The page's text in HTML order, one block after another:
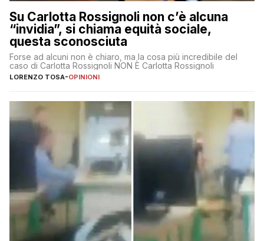
Su Carlotta Rossignoli non c’è alcuna
“invidia”, si chiama equità sociale,
questa sconosciuta
Forse ad alcuni non è chiaro, ma la cosa più incredibile del
caso di Carlotta Rossignoli NON È Carlotta Rossignoli
LORENZO TOSA-OPINIONI